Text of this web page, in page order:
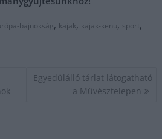
bajnokság, kajak, kajak-kenu, sport,
Egyedülálló tárlat látogatható
a Művésztelepen